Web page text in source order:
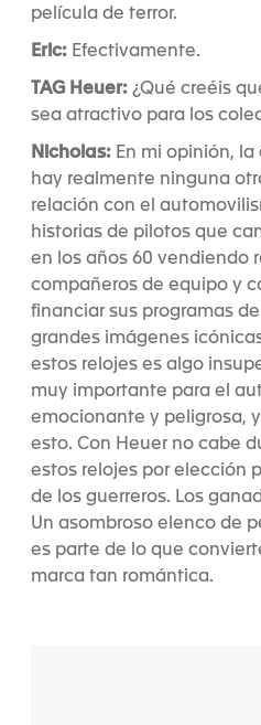
película de terror.
Eric: Efectivamente.
TAG Heuer: ¿Qué creéis
sea atractivo para los
Nicholas: En mi opinión,
hay realmente ninguna
relación con el
historias de pilotos que
en los años 60 vendiendo
compañeros de equipo y
financiar sus programas
grandes imágenes
estos relojes es algo
muy importante para el
emocionante y peligrosa,
esto. Con Heuer no cabe
estos relojes por elección
de los guerreros. Los
Un asombroso elenco de
es parte de lo que
marca tan romántica.